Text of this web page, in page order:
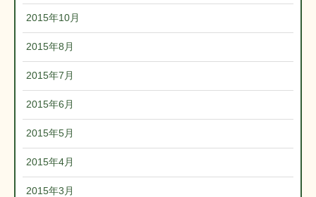
2015年10月
2015年8月
2015年7月
2015年6月
2015年5月
2015年4月
2015年3月